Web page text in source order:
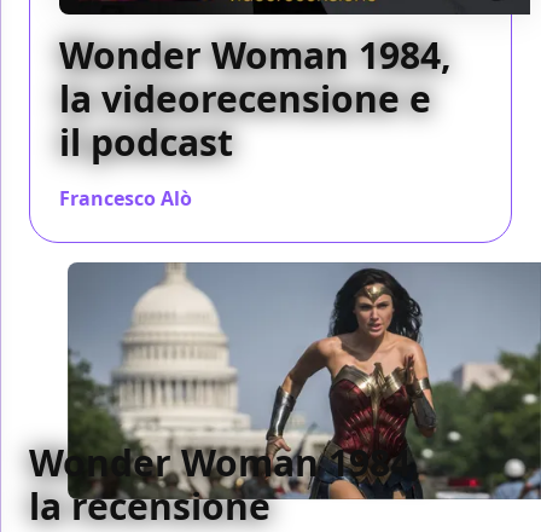
Wonder Woman 1984,
la videorecensione e
il podcast
Francesco Alò
Wonder Woman 1984,
la recensione